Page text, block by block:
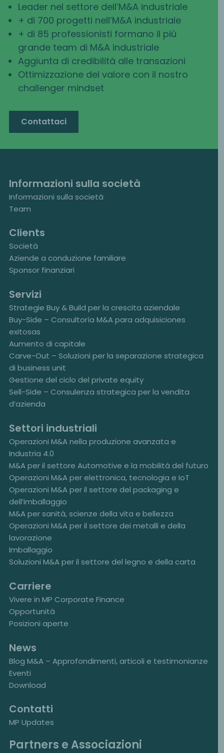
Leader nel settore dell’M&A industriale
+ di 700 progetti nell’M&A industriale
+ di 85 professionisti formano il più
grande team di M&A industriale
Aggiunta di credibilità alle transazioni
Ottimizzazione del valore con il nostro
challenger mindset
Contattaci
Informazioni sulla società
Informazioni sulla società
Team
Clients
Società
Aziende a conduzione familiare
Sponsor finanziari
Servizi
Strategie Buy & Build per la crescita aziendale
Buy-Side – Consultoría M&A para adquisiciones
exitosas
Aumento di capitale
Carve-Out – Soluzioni per la separazione strategica
di business unit
Gestione del ciclo del private equity
Sell-Side – Consulenza strategica per la vendita
d’azienda
Settori industriali
Operazioni M&A nella produzione avanzata e
Industria 4.0
M&A per il settore Automotive e la mobilità del futuro
Operazioni M&A per elettronica, tecnologia e IoT
Operazioni M&A per il settore del packaging e
dell’imballaggio
M&A per sanità, scienze della vita e bellezza
Operazioni M&A per il settore dei metalli e della
lavorazione
Imballaggio
Soluzioni M&A per il settore del legno e della carta
Carriere
Vivere in MP Corporate Finance
Opportunità
Posizioni aperte
News
Blog M&A – Approfondimenti, articoli e testimonianze
Eventi
Download
Contatti
MP Updates
Partners e Associazioni